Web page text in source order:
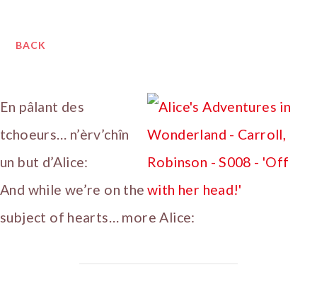
BACK
En pâlant des
tchoeurs… n’èrv’chîn
un but d’Alice:
And while we’re on the
subject of hearts… more Alice: